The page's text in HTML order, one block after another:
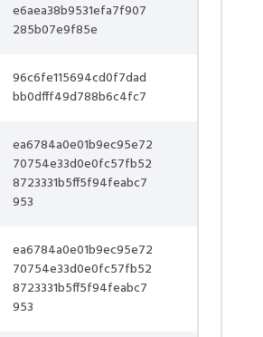
e6aea38b9531efa7f907
285b07e9f85e
96c6fe115694cd0f7dad
bb0dfff49d788b6c4fc7
ea6784a0e01b9ec95e72
70754e33d0e0fc57fb52
8723331b5ff5f94feabc7
953
ea6784a0e01b9ec95e72
70754e33d0e0fc57fb52
8723331b5ff5f94feabc7
953